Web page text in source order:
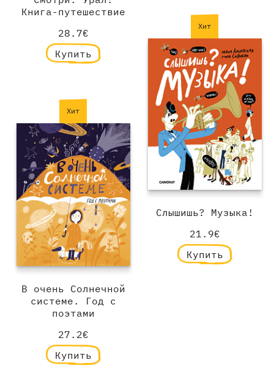
Книга-путешествие
28.7€
Купить
Хит
Слышишь? Музыка!
21.9€
Купить
Хит
В очень Солнечной
системе. Год с
поэтами
27.2€
Купить